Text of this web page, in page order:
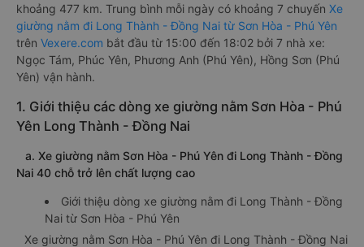
khoảng 477 km. Trung bình mỗi ngày có khoảng 7 chuyến Xe
giường nằm đi Long Thành - Đồng Nai từ Sơn Hòa - Phú Yên
trên Vexere.com bắt đầu từ 15:00 đến 18:02 bởi 7 nhà xe:
Ngọc Tám, Phúc Yên, Phương Anh (Phú Yên), Hồng Sơn (Phú
Yên) vận hành.
1. Giới thiệu các dòng xe giường nằm Sơn Hòa - Phú
Yên Long Thành - Đồng Nai
a. Xe giường nằm Sơn Hòa - Phú Yên đi Long Thành - Đồng
Nai 40 chỗ trở lên chất lượng cao
Giới thiệu dòng xe giường nằm đi Long Thành - Đồng
Nai từ Sơn Hòa - Phú Yên
Xe giường nằm Sơn Hòa - Phú Yên đi Long Thành - Đồng Nai